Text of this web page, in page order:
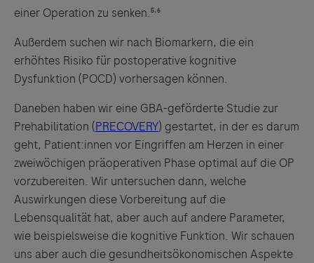
einer Operation zu senken.⁵,⁶
Außerdem suchen wir nach Biomarkern, die ein
erhöhtes Risiko für postoperative kognitive
Dysfunktion (POCD) vorhersagen können.
Daneben haben wir eine GBA-geförderte Studie zur
Prehabilitation (PRECOVERY) gestartet, in der es darum
geht, Patient:innen vor Eingriffen am Herzen in einer
zweiwöchigen präoperativen Phase optimal auf die OP
vorzubereiten. Wir untersuchen dann, welche
Auswirkungen diese Vorbereitung auf die
Lebensqualität hat, aber auch auf andere Parameter,
wie beispielsweise die kognitive Funktion. Wir schauen
uns aber auch die gesundheitsökonomischen Aspekte